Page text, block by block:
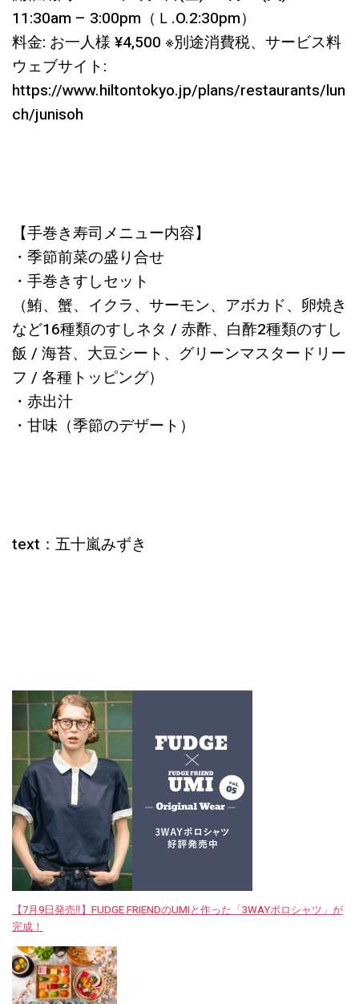
11:30am – 3:00pm（Ｌ.O.2:30pm）
料金: お一人様 ¥4,500 ※別途消費税、サービス料
ウェブサイト:
https://www.hiltontokyo.jp/plans/restaurants/lun
ch/junisoh
【手巻き寿司メニュー内容】
・季節前菜の盛り合せ
・手巻きすしセット
（鮪、蟹、イクラ、サーモン、アボカド、卵焼き
など16種類のすしネタ / 赤酢、白酢2種類のすし
飯 / 海苔、大豆シート、グリーンマスタードリー
フ / 各種トッピング）
・赤出汁
・甘味（季節のデザート）
text： 五十嵐みずき
【7月9日発売‼︎】FUDGE FRIENDのUMIと作った「3WAYポロシャツ」が
完成！